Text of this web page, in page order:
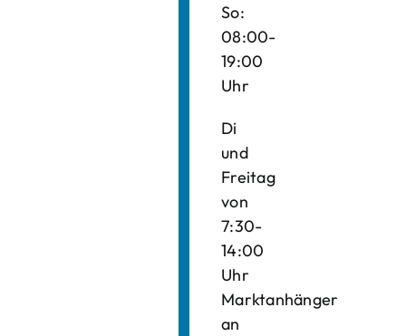
So:
08:00-
19:00
Uhr
Di
und
Freitag
von
7:30-
14:00
Uhr
Marktanhänger
an